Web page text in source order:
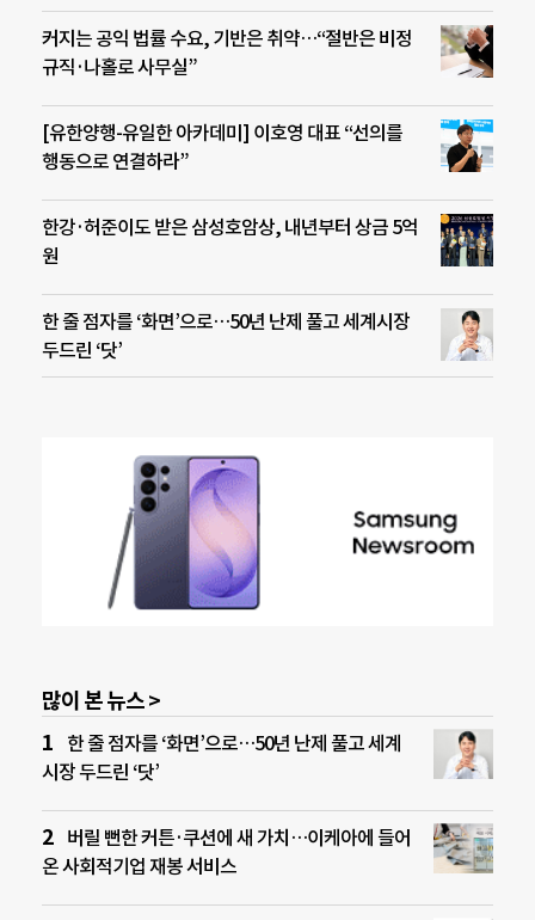
커지는 공익 법률 수요, 기반은 취약…“절반은 비정
규직·나홀로 사무실”
[유한양행-유일한 아카데미] 이호영 대표 “선의를
행동으로 연결하라”
한강·허준이도 받은 삼성호암상, 내년부터 상금 5억
원
한 줄 점자를 ‘화면’으로…50년 난제 풀고 세계시장
두드린 ‘닷’
많이 본 뉴스 >
한 줄 점자를 ‘화면’으로…50년 난제 풀고 세계
시장 두드린 ‘닷’
버릴 뻔한 커튼·쿠션에 새 가치…이케아에 들어
온 사회적기업 재봉 서비스